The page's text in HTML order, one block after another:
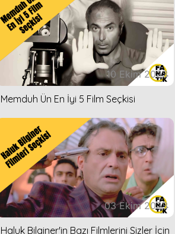
10 Ekim 2023
Memduh Ün En İyi 5 Film Seçkisi
03 Ekim 2023
Haluk Bilginer'in Bazı Filmlerini Sizler İçin